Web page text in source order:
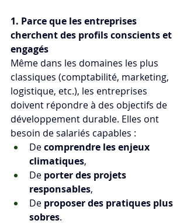
1. Parce que les entreprises
cherchent des profils conscients et
engagés
Même dans les domaines les plus
classiques (comptabilité, marketing,
logistique, etc.), les entreprises
doivent répondre à des objectifs de
développement durable. Elles ont
besoin de salariés capables :
De comprendre les enjeux
climatiques,
De porter des projets
responsables,
De proposer des pratiques plus
sobres.